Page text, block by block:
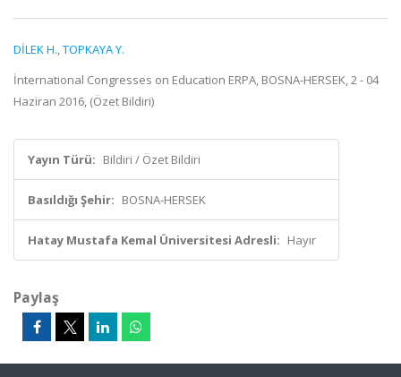
DİLEK H.,TOPKAYA Y.
İnternational Congresses on Education ERPA, BOSNA-HERSEK, 2 - 04
Haziran 2016, (Özet Bildiri)
Yayın Türü: Bildiri / Özet Bildiri
Basıldığı Şehir: BOSNA-HERSEK
Hatay Mustafa Kemal Üniversitesi Adresli: Hayır
Paylaş